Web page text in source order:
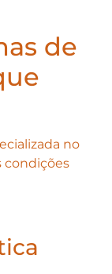
de
no
condições